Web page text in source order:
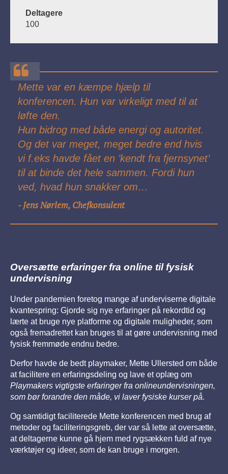
Deltagere
100
Mette var en kæmpe hjælp til
konferencen. Hun var virkeligt med til at
løfte den.
Hun bidrog med både energi og autoritet.
Og det var meget, meget bedre end hvis
vi f.eks havde fået en ’kendt fra fjernsynet’
til at binde det hele sammen. Fordi hun
ved, hvad hun snakker om…
-Jens Nørlem, Chefkonsulent
Oversætte erfaringer fra online til fysisk
undervisning
Under pandemien foretog mange af underviserne digitale
kvantespring: Gjorde sig nye erfaringer på rekordtid og
lærte at bruge nye platforme og digitale muligheder, som
også fremadrettet kan bruges til at gøre undervisning med
fysisk fremmøde endnu bedre.
Derfor havde de bedt playmaker, Mette Ullersted om både
at facilitere en erfaringsdeling og lave et oplæg om
Playmakers vigtigste erfaringer fra onlineundervisningen,
som bør forandre den måde, vi laver fysiske kurser på.
Og samtidigt faciliterede Mette konferencen med brug af
metoder og faciliteringsgreb, der var så lette at oversætte,
at deltagerne kunne gå hjem med rygsækken fuld af nye
værktøjer og ideer, som de kan bruge i morgen.